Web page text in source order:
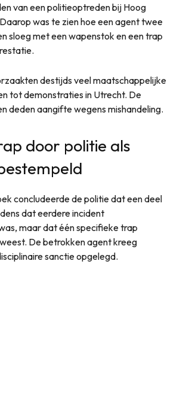
van een politieoptreden bij Hoog
was te zien hoe een agent twee
sloeg met een wapenstok en een trap
destijds veel maatschappelijke
tot demonstraties in Utrecht. De
deden aangifte wegens mishandeling.
door politie als
concludeerde de politie dat een deel
dat eerdere incident
maar dat één specifieke trap
De betrokken agent kreeg
sanctie opgelegd.